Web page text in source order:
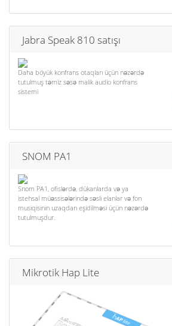
Jabra Speak 810 satışı
Daha böyük konfrans otaqları üçün nəzərdə
tutulmuş təmiz səsə malik audio konfrans
sistemi
SNOM PA1
Snom PA1, ofislərdə, dükanlarda və ya
istehsal müəssisələrində səsli elanlar və fon
musiqisinin uzaqdan eşidilməsi üçün nəzərdə
tutulmuşdur.
Mikrotik Hap Lite